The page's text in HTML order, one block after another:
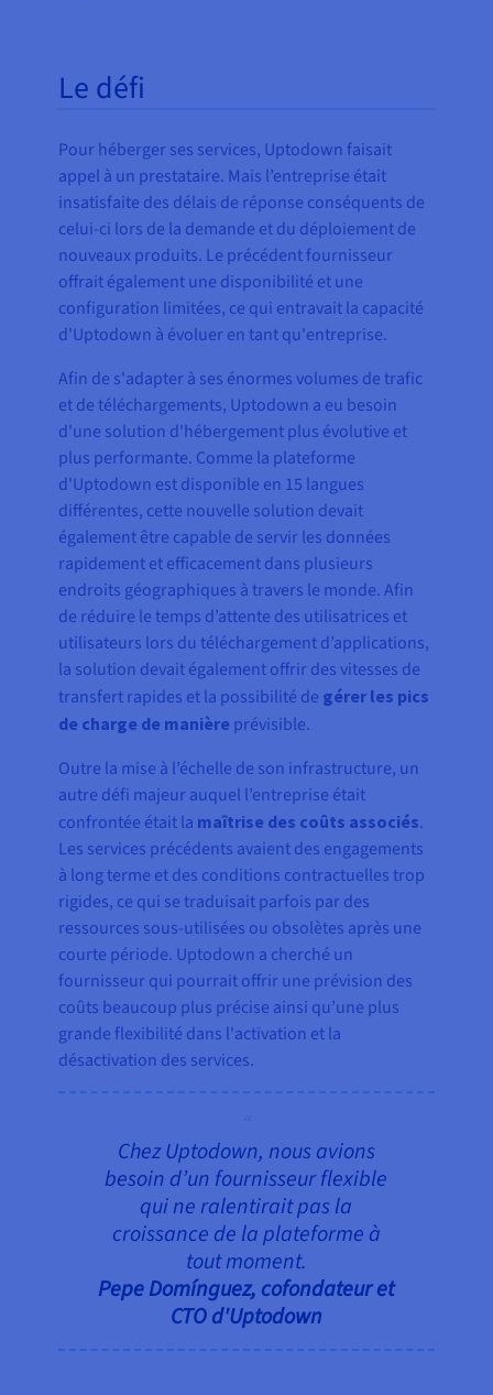
Le défi
Pour héberger ses services, Uptodown faisait
appel à un prestataire. Mais l’entreprise était
insatisfaite des délais de réponse conséquents de
celui-ci lors de la demande et du déploiement de
nouveaux produits. Le précédent fournisseur
offrait également une disponibilité et une
configuration limitées, ce qui entravait la capacité
d'Uptodown à évoluer en tant qu'entreprise.
Afin de s'adapter à ses énormes volumes de trafic
et de téléchargements, Uptodown a eu besoin
d'une solution d'hébergement plus évolutive et
plus performante. Comme la plateforme
d'Uptodown est disponible en 15 langues
différentes, cette nouvelle solution devait
également être capable de servir les données
rapidement et efficacement dans plusieurs
endroits géographiques à travers le monde. Afin
de réduire le temps d’attente des utilisatrices et
utilisateurs lors du téléchargement d’applications,
la solution devait également offrir des vitesses de
transfert rapides et la possibilité de gérer les pics
de charge de manière prévisible.
Outre la mise à l’échelle de son infrastructure, un
autre défi majeur auquel l’entreprise était
confrontée était la maîtrise des coûts associés.
Les services précédents avaient des engagements
à long terme et des conditions contractuelles trop
rigides, ce qui se traduisait parfois par des
ressources sous-utilisées ou obsolètes après une
courte période. Uptodown a cherché un
fournisseur qui pourrait offrir une prévision des
coûts beaucoup plus précise ainsi qu’une plus
grande flexibilité dans l'activation et la
désactivation des services.
Chez Uptodown, nous avions
besoin d’un fournisseur flexible
qui ne ralentirait pas la
croissance de la plateforme à
tout moment.
Pepe Domínguez, cofondateur et
CTO d'Uptodown